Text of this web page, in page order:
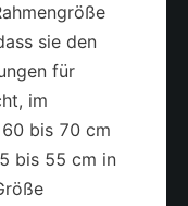
sie den
für
im
bis 70 cm
bis 55 cm in